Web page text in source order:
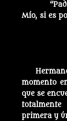
Mío, si es
momento
que se
primera y